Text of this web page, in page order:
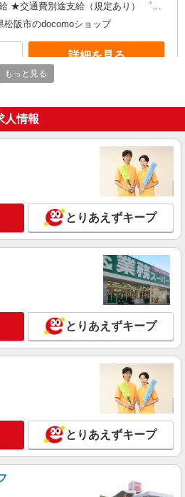
★交通費別途支給（規定あり） ゜
・゜+゜・。○。・゜+゜ 入社祝い金10
頂くと, インセンテ
・週払い可能（規程
。○。・゜+゜・。○。・゜+゜
松阪市のdocomoショップ
詳細を見る
】の携帯販売スタッフ
円〜 ※残業代支給 ★交通費別途支給
ンティブ支給(規定有) ★月2回払
い可能（規程有）★ ゜・。○。・゜
・゜+゜
詳細を見る
の対応業務スタッフ
円〜1850円（経験・能力による） ※
★交通費別途支給（規定あり） ゜
。・゜+゜・。○。・゜+゜ 入社祝い金10
頂くと, インセンテ
週払い可能（規程
。○。・゜+゜・。○。・゜+゜
松阪市の家電量販店
詳細を見る
ショップ『d garden』スタッ
円〜 ※残業代支給 ★交通費別途支給
・。○。・゜
10万円支給(規定有) お友達を紹介
ンティブ支給(規定有) ★月2回払
い可能（規程有）★ ゜・。○。・゜
松阪市
もっと見る
人情報
とりあえずキープ
とりあえずキープ
とりあえずキープ